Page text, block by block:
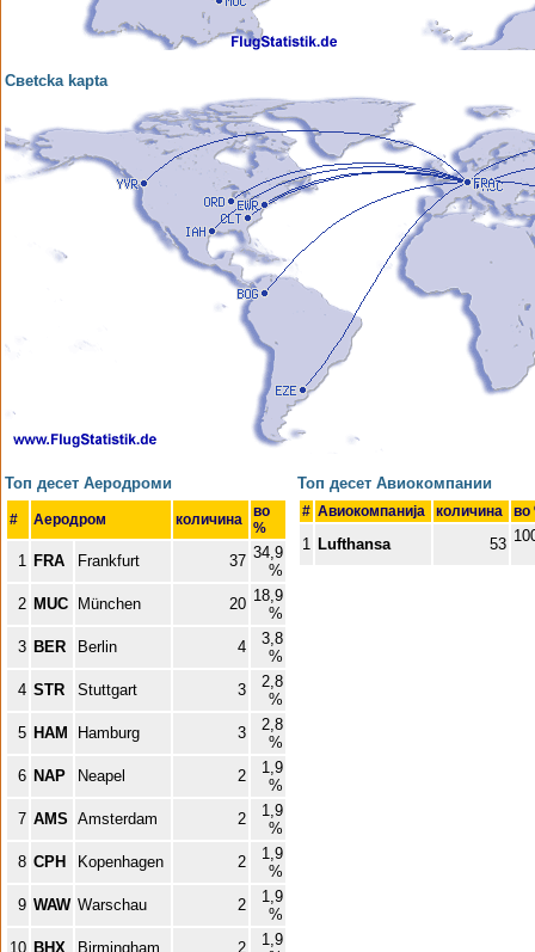
Свetcka kapta
Топ десет Аеродроми
# Аеродром количина
во
%
1 FRA Frankfurt 37 34,9
%
2 MUC München 20 18,9
%
3 BER Berlin 4
3,8
%
4 STR Stuttgart 3
2,8
%
5 HAM Hamburg 3
2,8
%
6 NAP Neapel 2
1,9
%
7 AMS Amsterdam 2
1,9
%
8 CPH Kopenhagen 2
1,9
%
9 WAW Warschau 2
1,9
%
10 BHX Birmingham 2
1,9
Топ десет Авиокомпании
# Авиокомпанија количина во
1 Lufthansa 53